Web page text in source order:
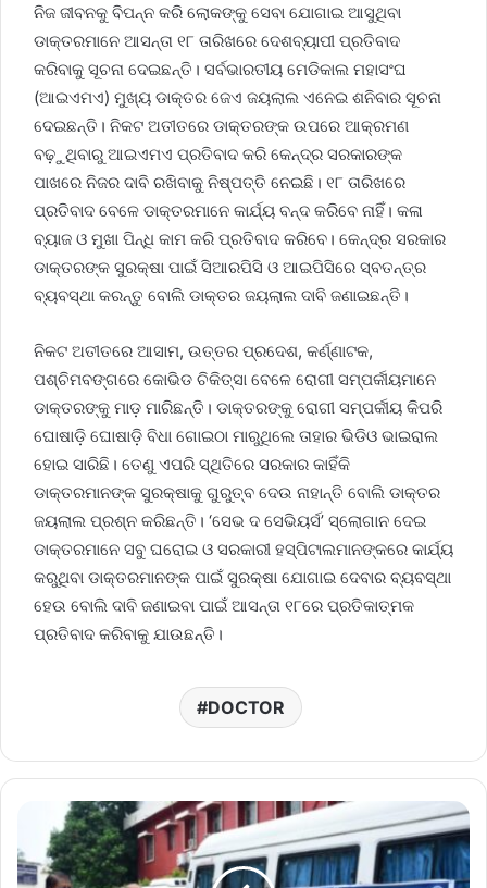
ନିଜ ଜୀବନକୁ ବିପନ୍ନ କରି ଲୋକଙ୍କୁ ସେବା ଯୋଗାଇ ଆସୁଥିବା
ଡାକ୍ତରମାନେ ଆସନ୍ତା ୧୮ ତାରିଖରେ ଦେଶବ୍ୟାପୀ ପ୍ରତିବାଦ
କରିବାକୁ ସୂଚନା ଦେଇଛନ୍ତି। ସର୍ବଭାରତୀୟ ମେଡିକାଲ ମହାସଂଘ
(ଆଇଏମଏ) ମୁଖ୍ୟ ଡାକ୍ତର ଜେଏ ଜୟଲାଲ ଏନେଇ ଶନିବାର ସୂଚନା
ଦେଇଛନ୍ତି। ନିକଟ ଅତୀତରେ ଡାକ୍ତରଙ୍କ ଉପରେ ଆକ୍ରମଣ
ବଢ଼ୁଥିବାରୁ ଆଇଏମଏ ପ୍ରତିବାଦ କରି କେନ୍ଦ୍ର ସରକାରଙ୍କ
ପାଖରେ ନିଜର ଦାବି ରଖିବାକୁ ନିଷ୍ପତ୍ତି ନେଇଛି। ୧୮ ତାରିଖରେ
ପ୍ରତିବାଦ ବେଳେ ଡାକ୍ତରମାନେ କାର୍ଯ୍ୟ ବନ୍ଦ କରିବେ ନାହିଁ। କଳା
ବ୍ୟାଜ ଓ ମୁଖା ପିନ୍ଧି କାମ କରି ପ୍ରତିବାଦ କରିବେ। କେନ୍ଦ୍ର ସରକାର
ଡାକ୍ତରଙ୍କ ସୁରକ୍ଷା ପାଇଁ ସିଆରପିସି ଓ ଆଇପିସିରେ ସ୍ବତନ୍ତ୍ର
ବ୍ୟବସ୍ଥା କରନ୍ତୁ ବୋଲି ଡାକ୍ତର ଜୟଲାଲ ଦାବି ଜଣାଇଛନ୍ତି।
ନିକଟ ଅତୀତରେ ଆସାମ, ଉତ୍ତର ପ୍ରଦେଶ, କର୍ଣ୍ଣାଟକ,
ପଶ୍ଚିମବଙ୍ଗରେ କୋଭିଡ ଚିକିତ୍ସା ବେଳେ ରୋଗୀ ସମ୍ପର୍କୀୟମାନେ
ଡାକ୍ତରଙ୍କୁ ମାଡ଼ ମାରିଛନ୍ତି। ଡାକ୍ତରଙ୍କୁ ରୋଗୀ ସମ୍ପର୍କୀୟ କିପରି
ଘୋଷାଡ଼ି ଘୋଷାଡ଼ି ବିଧା ଗୋଇଠା ମାରୁଥିଲେ ତାହାର ଭିଡିଓ ଭାଇରାଲ
ହୋଇ ସାରିଛି। ତେଣୁ ଏପରି ସ୍ଥିତିରେ ସରକାର କାହିଁକି
ଡାକ୍ତରମାନଙ୍କ ସୁରକ୍ଷାକୁ ଗୁରୁତ୍ବ ଦେଉ ନାହାନ୍ତି ବୋଲି ଡାକ୍ତର
ଜୟଲାଲ ପ୍ରଶ୍ନ କରିଛନ୍ତି। ‘ସେଭ ଦ ସେଭିୟର୍ସ’ ସ୍ଲୋଗାନ ଦେଇ
ଡାକ୍ତରମାନେ ସବୁ ଘରୋଇ ଓ ସରକାରୀ ହସ୍ପିଟାଲମାନଙ୍କରେ କାର୍ଯ୍ୟ
କରୁଥିବା ଡାକ୍ତରମାନଙ୍କ ପାଇଁ ସୁରକ୍ଷା ଯୋଗାଇ ଦେବାର ବ୍ୟବସ୍ଥା
ହେଉ ବୋଲି ଦାବି ଜଣାଇବା ପାଇଁ ଆସନ୍ତା ୧୮ରେ ପ୍ରତିକାତ୍ମକ
ପ୍ରତିବାଦ କରିବାକୁ ଯାଉଛନ୍ତି।
DOCTOR